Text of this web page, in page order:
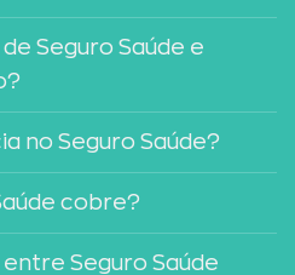
Seguro Saúde e
no Seguro Saúde?
cobre?
Seguro Saúde